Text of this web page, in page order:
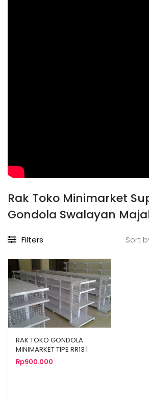
Rak Toko Minimarket
Gondola Swalayan
Filters Sort
RAK TOKO GONDOLA
MINIMARKET TIPE RR13 |
JUAL HARGA MURAH
Rp900.000